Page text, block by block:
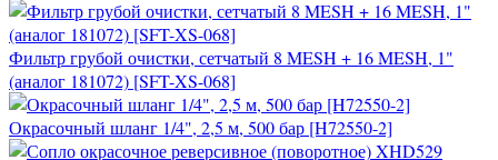
Фильтр грубой очистки, сетчатый 8 MESH + 16 MESH, 1"
(аналог 181072) [SFT-XS-068]
Окрасочный шланг 1/4", 2,5 м, 500 бар [H72550-2]